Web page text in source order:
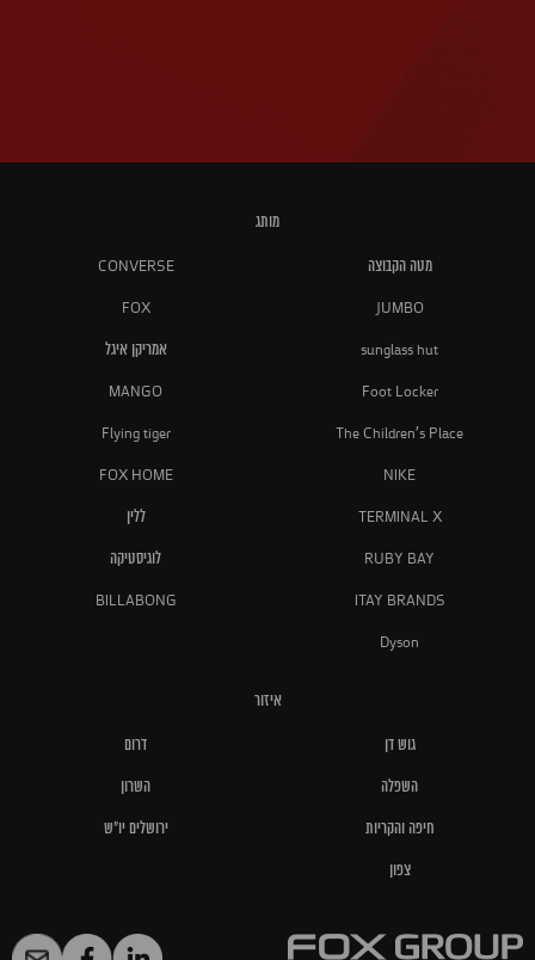
מותג
מטה הקבוצה CONVERSE
JUMBO
FOX
sunglass hut אמריקן איגל
Foot Locker
MANGO
The Children's Place
Flying tiger
NIKE
FOX HOME
TERMINAL X ללין
RUBY BAY לוגיסטיקה
ITAY BRANDS
BILLABONG
Dyson
איזור
גוש דן דרום
השפלה השרון
חיפה והקריות ירושלים יו"ש
צפון